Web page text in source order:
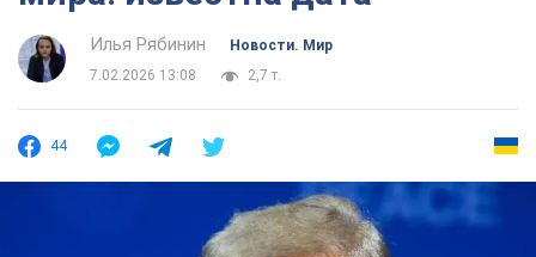
Илья Рябинин
Новости. Мир
7.02.2026 13:08
2,7 т.
44